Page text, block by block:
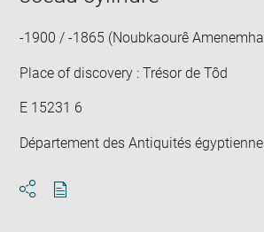
-1900 / -1865 (Noubkaourê
Place of discovery : Trésor de Tôd
E 15231 6
Département des Antiquités